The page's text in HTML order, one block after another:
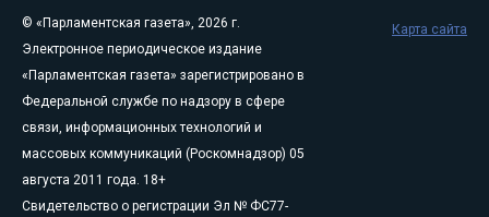
© «Парламентская газета», 2026 г.
Электронное периодическое издание
«Парламентская газета» зарегистрировано в
Федеральной службе по надзору в сфере
связи, информационных технологий и
массовых коммуникаций (Роскомнадзор) 05
августа 2011 года. 18+
Свидетельство о регистрации Эл № ФС77-
Карта сайта